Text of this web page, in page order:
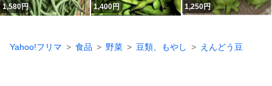
1,580円 1,400円 1,250円
Yahoo!フリマ 食品 野菜 豆類、もやし えんどう豆